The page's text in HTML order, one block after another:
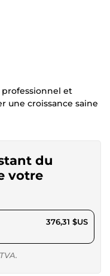
professionnel et
une croissance saine
du
votre
376,31 $US